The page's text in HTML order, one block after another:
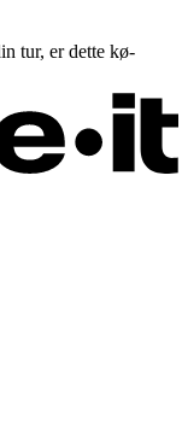
tur, er dette kø-